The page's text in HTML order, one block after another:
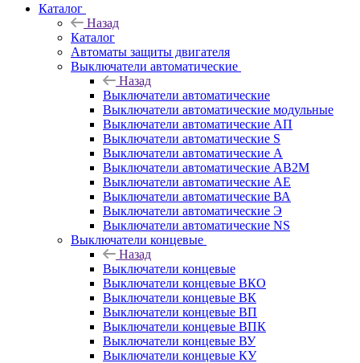
Каталог
Назад
Каталог
Автоматы защиты двигателя
Выключатели автоматические
Назад
Выключатели автоматические
Выключатели автоматические модульные
Выключатели автоматические АП
Выключатели автоматические S
Выключатели автоматические А
Выключатели автоматические АВ2М
Выключатели автоматические АЕ
Выключатели автоматические ВА
Выключатели автоматические Э
Выключатели автоматические NS
Выключатели концевые
Назад
Выключатели концевые
Выключатели концевые ВКО
Выключатели концевые ВК
Выключатели концевые ВП
Выключатели концевые ВПК
Выключатели концевые ВУ
Выключатели концевые КУ